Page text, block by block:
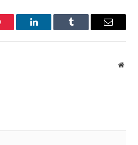
LinkedIn Tumblr Email